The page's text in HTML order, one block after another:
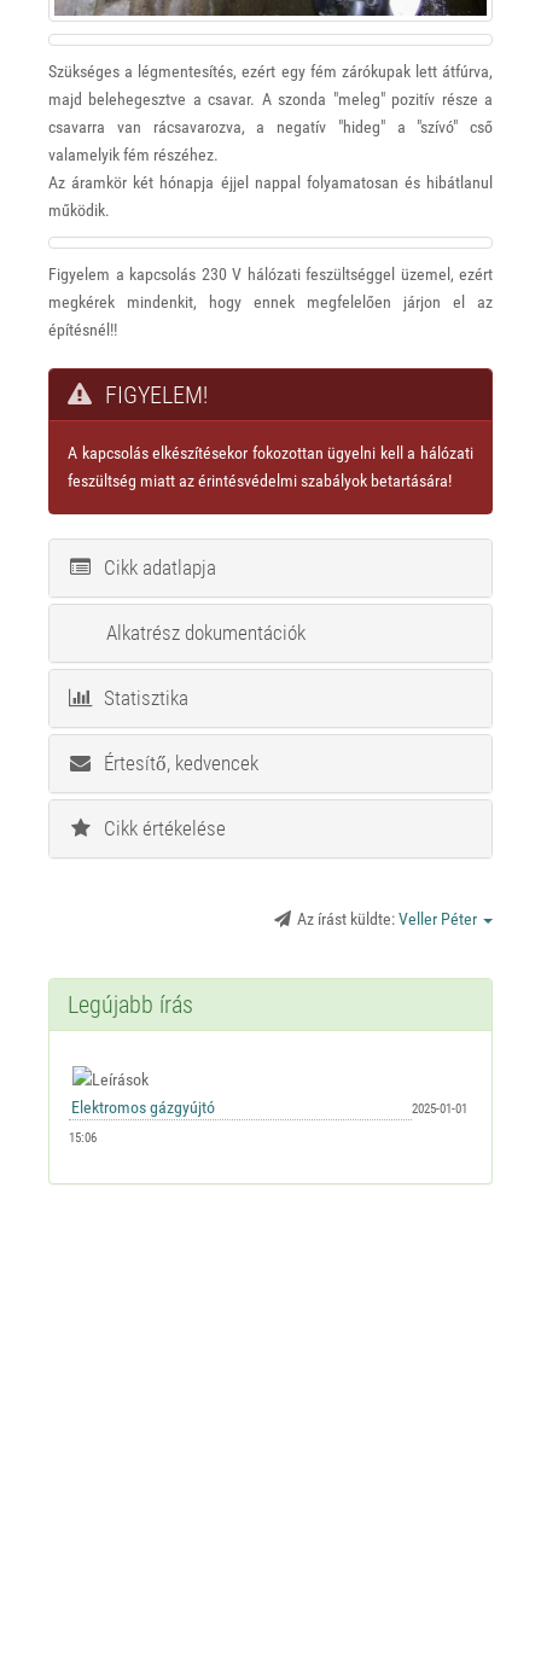
Szükséges a légmentesítés, ezért egy fém zárókupak lett átfúrva,
majd belehegesztve a csavar. A szonda "meleg" pozitív része a
csavarra van rácsavarozva, a negatív "hideg" a "szívó" cső
valamelyik fém részéhez.
Az áramkör két hónapja éjjel nappal folyamatosan és hibátlanul
működik.
Figyelem a kapcsolás 230 V hálózati feszültséggel üzemel, ezért
megkérek mindenkit, hogy ennek megfelelően járjon el az
építésnél!!
FIGYELEM!
A kapcsolás elkészítésekor fokozottan ügyelni kell a hálózati
feszültség miatt az érintésvédelmi szabályok betartására!
Cikk adatlapja
Alkatrész dokumentációk
Statisztika
Értesítő, kedvencek
Cikk értékelése
Az írást küldte:Veller Péter
Legújabb írás
2025-01-01
15:06